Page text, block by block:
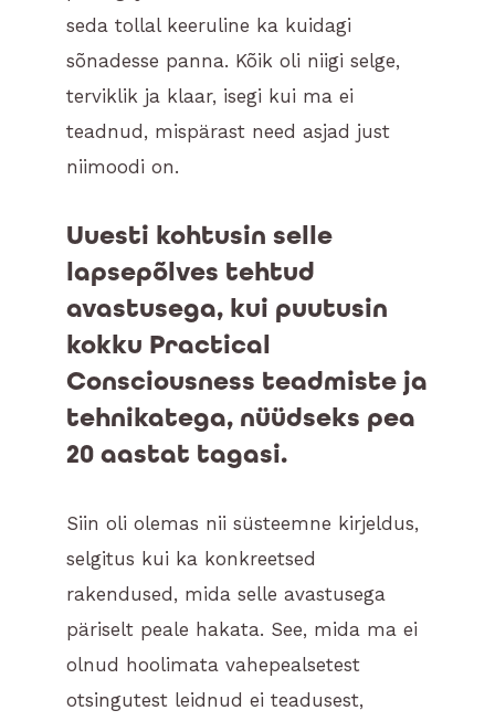
seda tollal keeruline ka kuidagi
sõnadesse panna. Kõik oli niigi selge,
terviklik ja klaar, isegi kui ma ei
teadnud, mispärast need asjad just
niimoodi on.
Uuesti kohtusin selle
lapsepõlves tehtud
avastusega, kui puutusin
kokku Practical
Consciousness teadmiste ja
tehnikatega, nüüdseks pea
20 aastat tagasi.
Siin oli olemas nii süsteemne kirjeldus,
selgitus kui ka konkreetsed
rakendused, mida selle avastusega
päriselt peale hakata. See, mida ma ei
olnud hoolimata vahepealsetest
otsingutest leidnud ei teadusest,